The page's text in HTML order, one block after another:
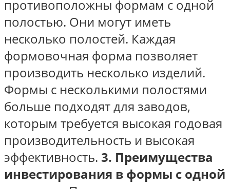
противоположны формам с одной
полостью. Они могут иметь
несколько полостей. Каждая
формовочная форма позволяет
производить несколько изделий.
Формы с несколькими полостями
больше подходят для заводов,
которым требуется высокая годовая
производительность и высокая
эффективность. 3. Преимущества
инвестирования в формы с одной